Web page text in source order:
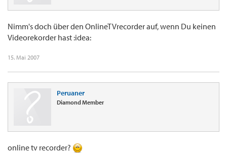
Nimm's doch über den OnlineTVrecorder auf, wenn Du keinen
Videorekorder hast :idea:
15. Mai 2007
Peruaner
Diamond Member
online tv recorder?